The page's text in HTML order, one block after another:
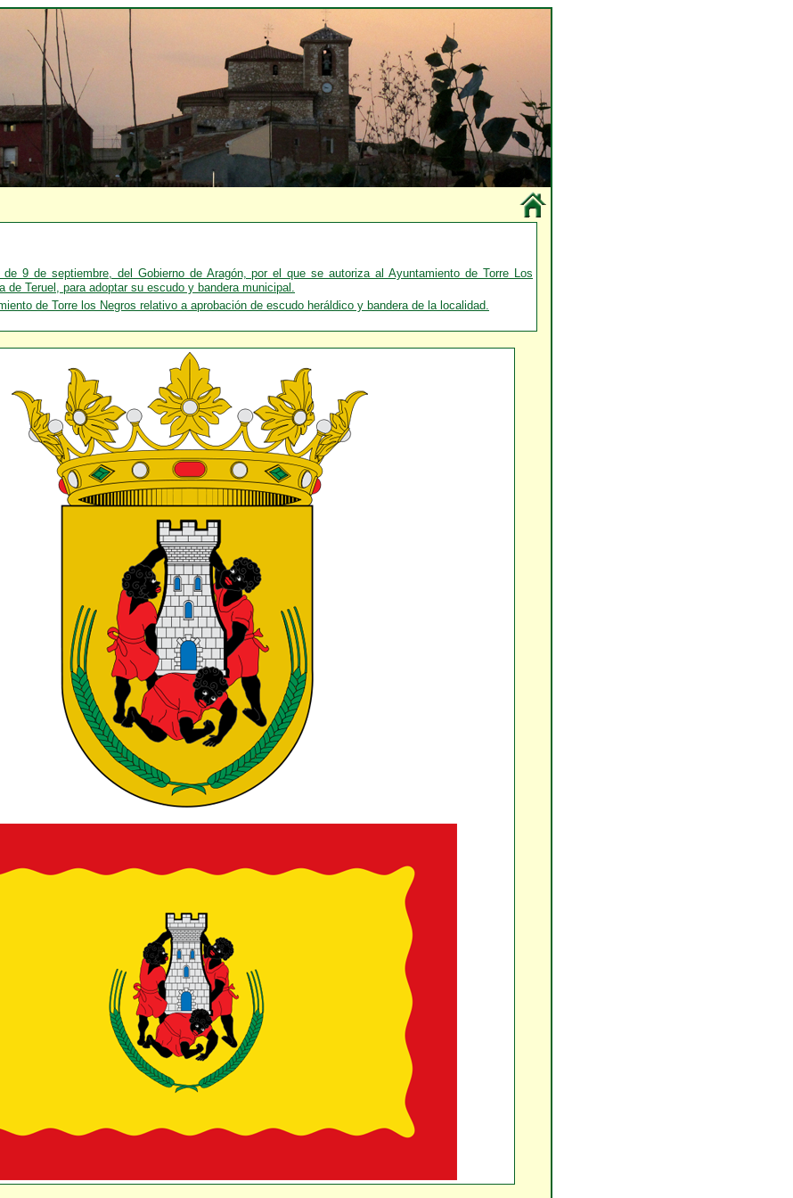
de 9 de septiembre, del Gobierno de Aragón, por el que se autoriza al Ayuntamiento de Torre Los
de Teruel, para adoptar su escudo y bandera municipal.
de Torre los Negros relativo a aprobación de escudo heráldico y bandera de la localidad.